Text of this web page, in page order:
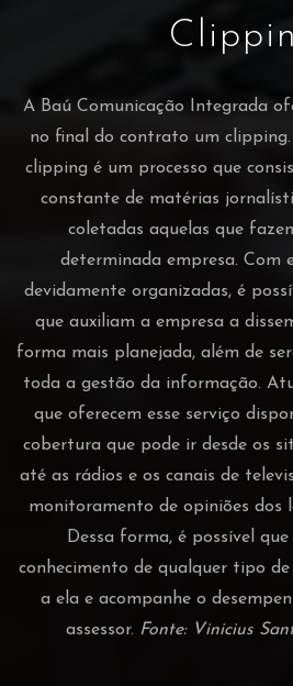
A Baú Comunicação Integrada
no final do contrato um clipping.
clipping é um processo que
constante de matérias
coletadas aquelas que
determinada empresa. Com
devidamente organizadas, é
que auxiliam a empresa a
forma mais planejada, além de
toda a gestão da informação.
que oferecem esse serviço
cobertura que pode ir desde os
até as rádios e os canais de
monitoramento de opiniões dos
Dessa forma, é possível
conhecimento de qualquer tipo
a ela e acompanhe o
assessor. Fonte: Vinicius